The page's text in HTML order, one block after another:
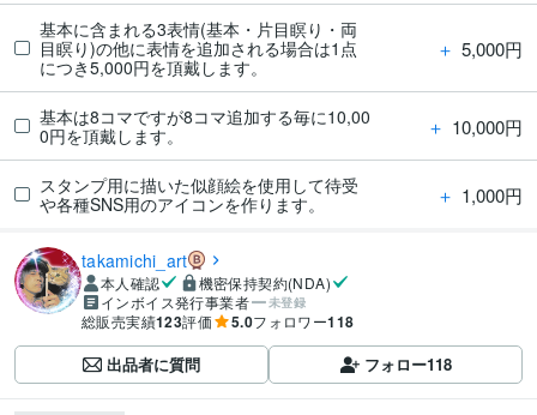
基本に含まれる3表情(基本・片目瞑り・両
目瞑り)の他に表情を追加される場合は1点
につき5,000円を頂戴します。
＋ 5,000円
基本は8コマですが8コマ追加する毎に10,00
0円を頂戴します。
＋ 10,000円
スタンプ用に描いた似顔絵を使用して待受
や各種SNS用のアイコンを作ります。
＋ 1,000円
takamichi_art
本人確認
機密保持契約(NDA)
インボイス発行事業者
未登録
総販売実績123評価 5.0フォロワー118
出品者に質問 フォロー118